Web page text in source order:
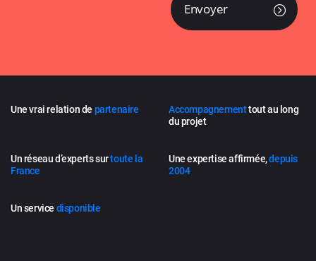
Envoyer
Une vrai relation de partenaire Accompagnementtout au long
du projet
Un réseau d’experts surtoute la
France
Une expertise affirmée,depuis
2004
Un service disponible